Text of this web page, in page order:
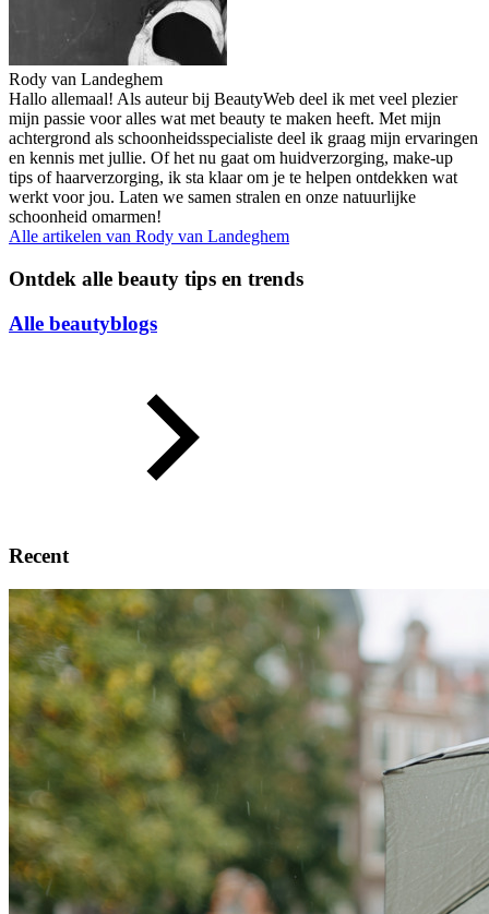
Rody van Landeghem
Hallo allemaal! Als auteur bij BeautyWeb deel ik met veel plezier
mijn passie voor alles wat met beauty te maken heeft. Met mijn
achtergrond als schoonheidsspecialiste deel ik graag mijn ervaringen
en kennis met jullie. Of het nu gaat om huidverzorging, make-up
tips of haarverzorging, ik sta klaar om je te helpen ontdekken wat
werkt voor jou. Laten we samen stralen en onze natuurlijke
schoonheid omarmen!
Alle artikelen van Rody van Landeghem
Ontdek alle beauty tips en trends
Alle beautyblogs
Recent